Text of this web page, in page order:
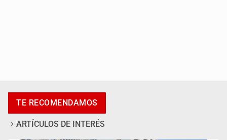
TE RECOMENDAMOS
ARTÍCULOS DE INTERÉS